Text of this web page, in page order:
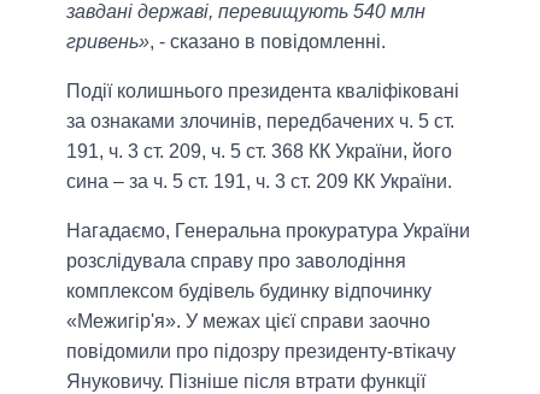
завдані державі, перевищують 540 млн
гривень», - сказано в повідомленні.
Події колишнього президента кваліфіковані
за ознаками злочинів, передбачених ч. 5 ст.
191, ч. 3 ст. 209, ч. 5 ст. 368 КК України, його
сина – за ч. 5 ст. 191, ч. 3 ст. 209 КК України.
Нагадаємо, Генеральна прокуратура України
розслідувала справу про заволодіння
комплексом будівель будинку відпочинку
«Межигір'я». У межах цієї справи заочно
повідомили про підозру президенту-втікачу
Януковичу. Пізніше після втрати функції